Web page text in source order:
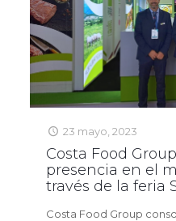
23 mayo, 2023
Costa Food
presencia en el
través de la feria
Costa Food Group